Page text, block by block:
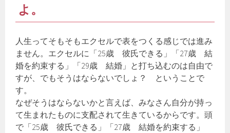
よ。
人生ってそもそもエクセルで表をつくる感じでは進み
ません。エクセルに「25歳 彼氏できる」「27歳 結
婚を約束する」「29歳 結婚」と打ち込むのは自由で
すが、でもそうはならないでしょ？ ということで
す。
なぜそうはならないかと言えば、みなさん自分が持っ
て生まれたものに支配されて生きているからです。頭
で「25歳 彼氏できる」「27歳 結婚を約束する」